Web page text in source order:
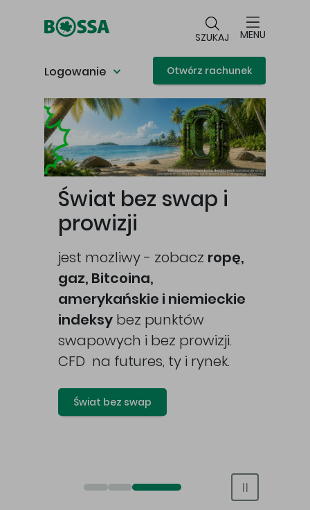
SZUKAJ MENU
Logowanie Otwórz rachunek
Główna treść
Świat bez swap i
prowizji
jest możliwy - zobacz ropę,
gaz, Bitcoina,
amerykańskie i niemieckie
indeksy bez punktów
swapowych i bez prowizji.
CFD na futures, ty i rynek.
Świat bez swap
Otwórz rachunek maklerski online
Otwórz konto IKE/IKZE
Świat bez swap i prowizji